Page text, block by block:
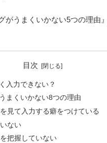
がうまくいかない5つの理由
目次
入力できない？
まくいかない8つの理由
見て入力する癖をつけている
ない
把握していない